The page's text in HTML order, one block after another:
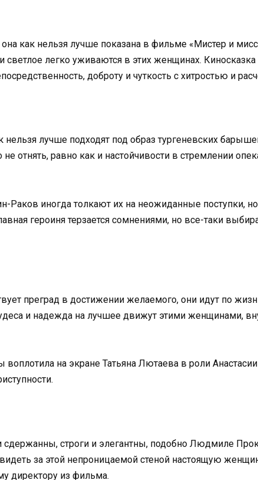
она как нельзя лучше показана в фильме «Мистер и
легко уживаются в этих женщинах.
доброту и чуткость с хитростью и
лучше подходят под образ тургеневских
отнять, равно как и настойчивости в стремлении
иногда толкают их на неожиданные поступки,
героиня терзается сомнениями, но все-таки
преград в достижении желаемого, они идут по
и надежда на лучшее движут этими женщинами,
на экране Татьяна Лютаева в роли
строги и элегантны, подобно Людмиле
за этой непроницаемой стеной настоящую
директору из фильма.